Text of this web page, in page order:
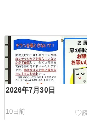
2026年7月30日
10日前